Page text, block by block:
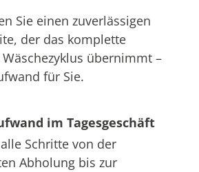
Sie einen zuverlässigen
der das komplette
übernimmt –
für Sie.
im Tagesgeschäft
Schritte von der
Abholung bis zur